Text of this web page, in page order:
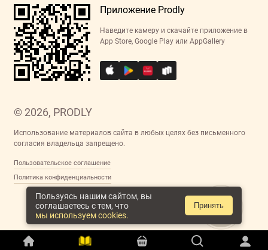
Пользуясь нашим сайтом, вы
соглашаетесь с тем, что
мы используем cookies.
Принять
© 2026, PRODLY
Использование материалов сайта в любых целях без письменного
согласия владельца запрещено.
Пользовательское соглашение
Политика конфиденциальности
Приложение Prodly
Наведите камеру и скачайте приложение в
App Store, Google Play или AppGallery